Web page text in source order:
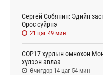
Сергей Собянин: Эдийн
Орос сүйрнэ
21 цаг 49 мин
COP17 хурлын өмнөхөн
хүлээн авлаа
Өчигдөр 14 цаг 54 мин